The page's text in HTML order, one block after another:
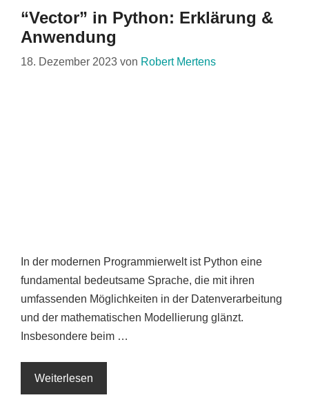
“Vector” in Python: Erklärung &
Anwendung
18. Dezember 2023 von Robert Mertens
In der modernen Programmierwelt ist Python eine
fundamental bedeutsame Sprache, die mit ihren
umfassenden Möglichkeiten in der Datenverarbeitung
und der mathematischen Modellierung glänzt.
Insbesondere beim …
Weiterlesen